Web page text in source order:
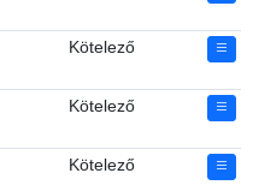
Kötelező
Kötelező
Kötelező